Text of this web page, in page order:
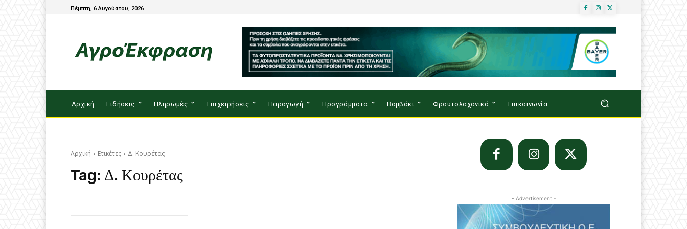
Πέμπτη, 6 Αυγούστου, 2026
Αρχική Ειδήσεις Πληρωμές Επιχειρήσεις Παραγωγή Προγράμματα Βαμβάκι Φρουτολαχανικά Επικοινωνία
Αρχική Ετικέτες Δ. Κουρέτας
Tag: Δ. Κουρέτας
- Advertisement -